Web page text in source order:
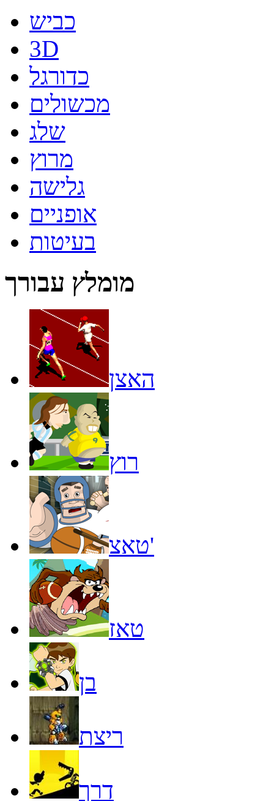
כביש
3D
כדורגל
מכשולים
שלג
מרוץ
גלישה
אופניים
בעיטות
מומלץ עבורך
האצן
רוץ
טאצ'
טאז
בן
ריצת
דרך